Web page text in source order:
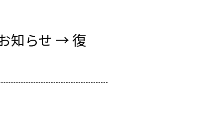
知らせ → 復